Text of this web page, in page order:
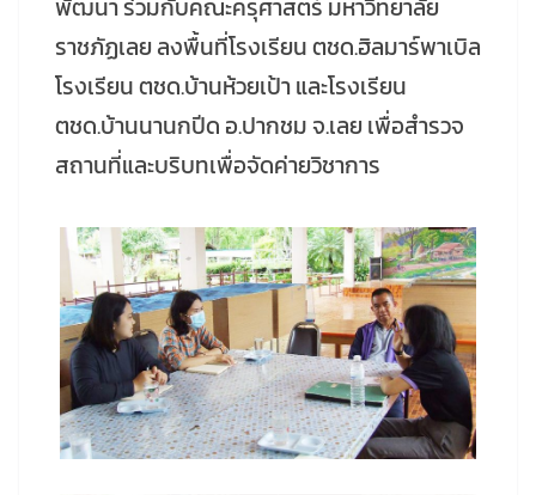
พัฒนา ร่วมกับคณะครุศาสตร์ มหาวิทยาลัย
ราชภัฏเลย ลงพื้นที่โรงเรียน ตชด.ฮิลมาร์พาเบิล
โรงเรียน ตชด.บ้านห้วยเป้า และโรงเรียน
ตชด.บ้านนานกปีด อ.ปากชม จ.เลย เพื่อสำรวจ
สถานที่และบริบทเพื่อจัดค่ายวิชาการ